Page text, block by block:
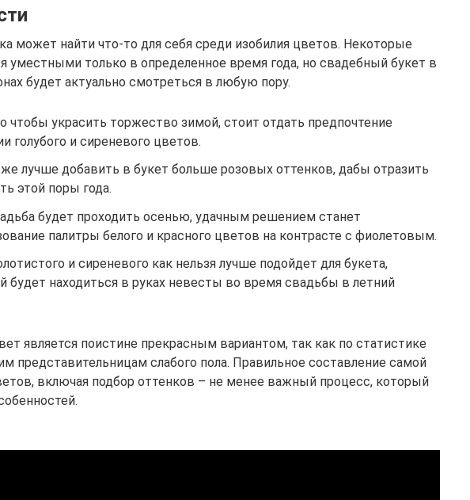
может найти что-то для себя среди изобилия цветов. Некоторые
уместными только в определенное время года, но свадебный букет в
будет актуально смотреться в любую пору.
чтобы украсить торжество зимой, стоит отдать предпочтение
голубого и сиреневого цветов.
лучше добавить в букет больше розовых оттенков, дабы отразить
этой поры года.
будет проходить осенью, удачным решением станет
палитры белого и красного цветов на контрасте с фиолетовым.
и сиреневого как нельзя лучше подойдет для букета,
будет находиться в руках невесты во время свадьбы в летний
является поистине прекрасным вариантом, так как по статистике
представительницам слабого пола. Правильное составление самой
включая подбор оттенков – не менее важный процесс, который